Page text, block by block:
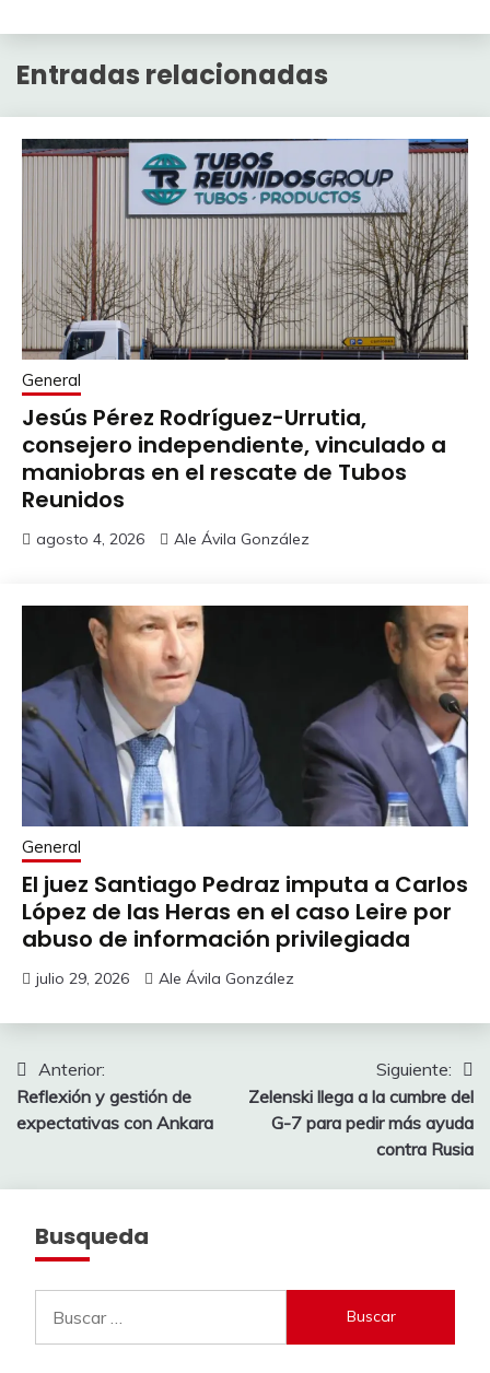
Entradas relacionadas
General
Jesús Pérez Rodríguez-Urrutia,
consejero independiente, vinculado a
maniobras en el rescate de Tubos
Reunidos
agosto 4, 2026 Ale Ávila González
General
El juez Santiago Pedraz imputa a Carlos
López de las Heras en el caso Leire por
abuso de información privilegiada
julio 29, 2026 Ale Ávila González
Navegación
de
Anterior:
Reflexión y gestión de
expectativas con Ankara
Siguiente:
Zelenski llega a la cumbre del
G-7 para pedir más ayuda
contra Rusia
Busqueda